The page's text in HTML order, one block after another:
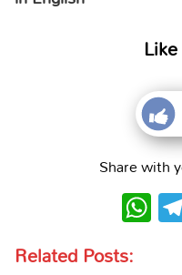
Share with
Related Posts: